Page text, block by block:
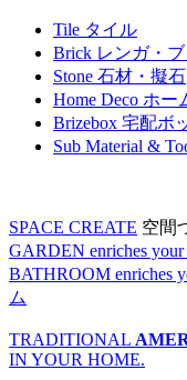
Tile タイル
Brick レンガ・
Stone 石材・擬石
Home Deco ホー
Brizebox 宅配ボ
Sub Material &
SPACE CREATE 空間
GARDEN enriches your
BATHROOM enriches
ム
TRADITIONAL
IN YOUR HOME.